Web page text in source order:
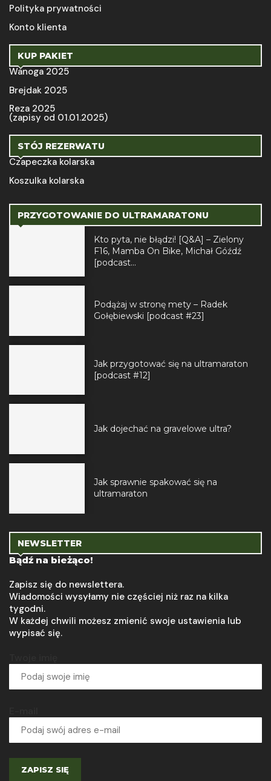
Polityka prywatności
Konto klienta
KUP PAKIET
Wanoga 2025
Brejdak 2025
Reza 2025
(zapisy od 01.01.2025)
STÓJ REZERWATU
Czapeczka kolarska
Koszulka kolarska
PRZYGOTOWANIE DO ULTRAMARATONU
Kto pyta, nie błądzi! [Q&A] – Zielony
F16, Mamba On Bike, Michał Góźdź
[podcast...
Podążaj w stronę mety – Radek
Gołębiewski [podcast #23]
Jak przygotować się na ultramaraton
[podcast #12]
Jak dojechać na gravelowe ultra?
Jak sprawnie spakować się na
ultramaraton
NEWSLETTER
Bądź na bieżąco!
Zapisz się do newslettera.
Wiadomości wysyłamy nie częściej niż raz na kilka
tygodni.
W każdej chwili możesz zmienić swoje ustawienia lub
wypisać się.
ZAPISZ SIĘ